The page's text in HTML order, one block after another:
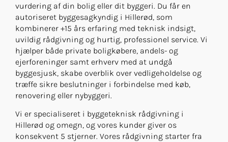
vurdering af din bolig eller dit byggeri. Du får en
autoriseret byggesagkyndig i Hillerød, som
kombinerer +15 års erfaring med teknisk indsigt,
uvildig rådgivning og hurtig, professionel service. Vi
hjælper både private boligkøbere, andels- og
ejerforeninger samt erhverv med at undgå
byggesjusk, skabe overblik over vedligeholdelse og
træffe sikre beslutninger i forbindelse med køb,
renovering eller nybyggeri.
Vi er specialiseret i byggeteknisk rådgivning i
Hillerød og omegn, og vores kunder giver os
konsekvent 5 stjerner. Vores rådgivning starter fra